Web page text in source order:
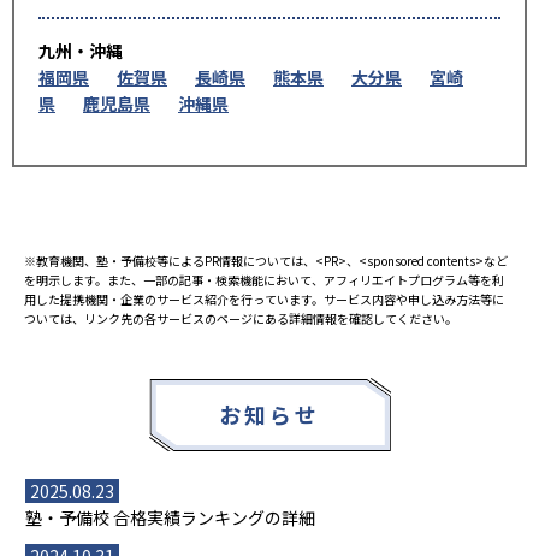
九州・沖縄
福岡県
佐賀県 長崎県 熊本県 大分県
宮崎
県
鹿児島県 沖縄県
※教育機関、塾・予備校等によるPR情報については、<PR>、<sponsored contents>など
を明示します。また、一部の記事・検索機能において、アフィリエイトプログラム等を利
用した提携機関・企業のサービス紹介を行っています。サービス内容や申し込み方法等に
ついては、リンク先の各サービスのページにある詳細情報を確認してください。
お知らせ
2025.08.23
塾・予備校 合格実績ランキングの詳細